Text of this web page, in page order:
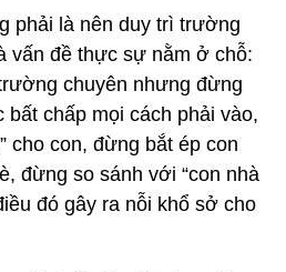
phải là nên duy trì trường
vấn đề thực sự nằm ở chỗ:
chuyên nhưng đừng
chấp mọi cách phải vào,
cho con, đừng bắt ép con
đừng so sánh với “con nhà
đó gây ra nỗi khổ sở cho